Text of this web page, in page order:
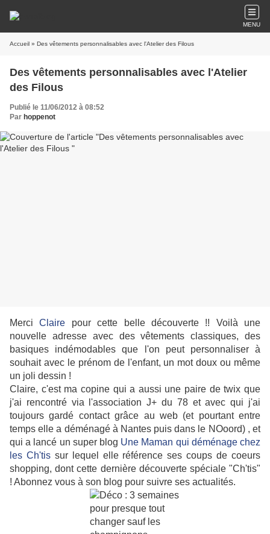
MENU
Accueil » Des vêtements personnalisables avec l'Atelier des Filous
Des vêtements personnalisables avec l'Atelier
des Filous
Publié le 11/06/2012 à 08:52
Par hoppenot
MerciClaire pour cette belle découverte !! Voilà une
nouvelle adresse avec des vêtements classiques, des
basiques indémodables que l'on peut personnaliser à
souhait avec le prénom de l'enfant, un mot doux ou même
un joli dessin !
Claire, c'est ma copine qui a aussi une paire de twix que
j'ai rencontré via l'association J+ du 78 et avec qui j'ai
toujours gardé contact grâce au web (et pourtant entre
temps elle a déménagé à Nantes puis dans le NOoord) , et
qui a lancé un super blog Une Maman qui déménage chez
les Ch'tissur lequel elle référence ses coups de coeurs
shopping, dont cette dernière découverte spéciale "Ch'tis"
! Abonnez vous à son blog pour suivre ses actualités.